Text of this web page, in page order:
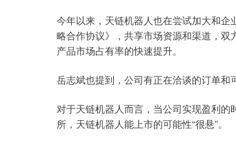
今年以来，天链机器人也在尝试加大和
略合作协议》，共享市场资源和渠道，
产品市场占有率的快速提升。
岳志斌也提到，公司有正在洽谈的订单
对于天链机器人而言，当公司实现盈利
所，天链机器人能上市的可能性“很悬”。